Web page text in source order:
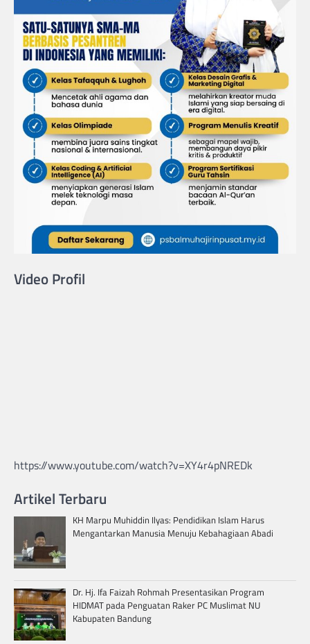
Video Profil
https://www.youtube.com/watch?v=XY4r4pNREDk
Artikel Terbaru
KH Marpu Muhiddin Ilyas: Pendidikan Islam Harus
Mengantarkan Manusia Menuju Kebahagiaan Abadi
Dr. Hj. Ifa Faizah Rohmah Presentasikan Program
HIDMAT pada Penguatan Raker PC Muslimat NU
Kabupaten Bandung